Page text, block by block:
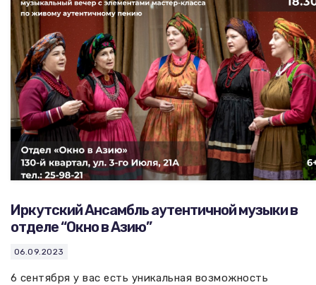
Иркутский Ансамбль аутентичной музыки в
отделе “Окно в Азию”
06.09.2023
6 сентября у вас есть уникальная возможность